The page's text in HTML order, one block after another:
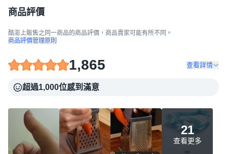
商品評價
酷澎上販售之同一商品的商品評價，商品賣家可能有所不同。
商品評價管理原則
1,865 查看詳情
超過1,000位感到滿意
21
查看更多